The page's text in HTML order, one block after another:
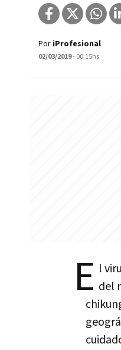
Por iProfesional
02/03/2019- 00:15hs
E l
del